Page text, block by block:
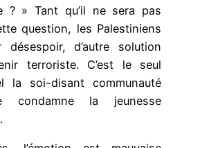
? » Tant qu’il ne sera pas
question, les Palestiniens
désespoir, d’autre solution
terroriste. C’est le seul
la soi-disant communauté
condamne la jeunesse